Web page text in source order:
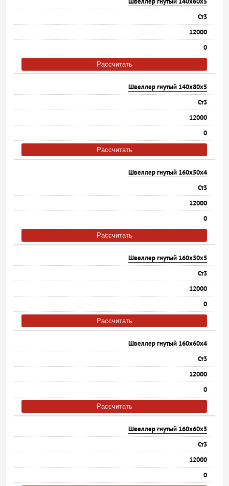
Ст3
12000
0
Рассчитать
Швеллер гнутый 140х80х5
Ст3
12000
0
Рассчитать
Швеллер гнутый 160х50х4
Ст3
12000
0
Рассчитать
Швеллер гнутый 160х50х5
Ст3
12000
0
Рассчитать
Швеллер гнутый 160х60х4
Ст3
12000
0
Рассчитать
Швеллер гнутый 160х60х5
Ст3
12000
0